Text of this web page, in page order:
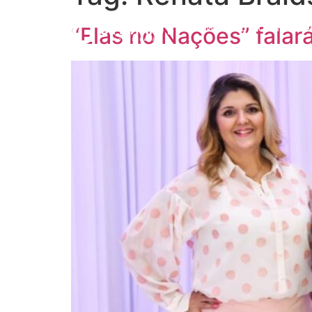
HOME O QUE
“Elas no Nações”